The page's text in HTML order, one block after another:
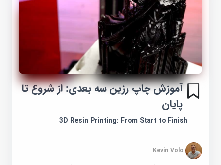
آموزش چاپ رزین سه بعدی: از شروع تا
پایان
3D Resin Printing: From Start to Finish
Kevin Volo